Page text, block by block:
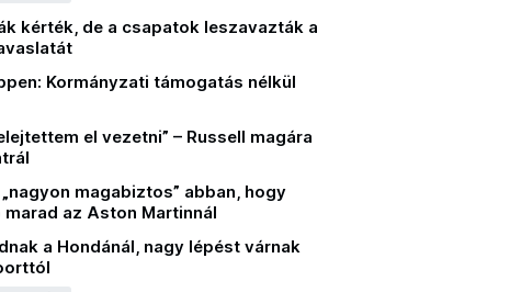
kérték, de a csapatok leszavazták a
Kormányzati támogatás nélkül
el vezetni” – Russell magára
magabiztos” abban, hogy
marad az Aston Martinnál
a Hondánál, nagy lépést várnak